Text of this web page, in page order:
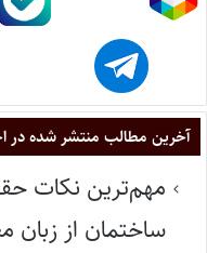
آخرین مطالب منتشر شده در
مهم‌ترین نکات
ساختمان از زبان